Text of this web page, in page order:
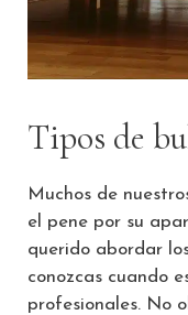
Tipos de
Muchos de
el pene por su
querido abordar
conozcas cuando
profesionales. No